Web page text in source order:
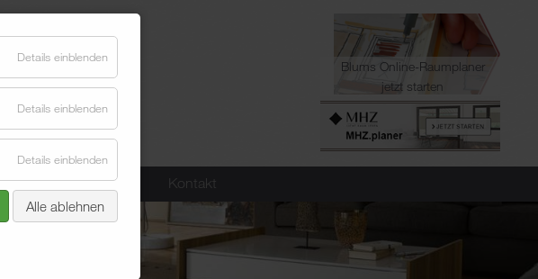
Blums Online-Raumplaner
jetzt starten
Unternehmen Kontakt
Details einblenden
Details einblenden
Details einblenden
Alle ablehnen